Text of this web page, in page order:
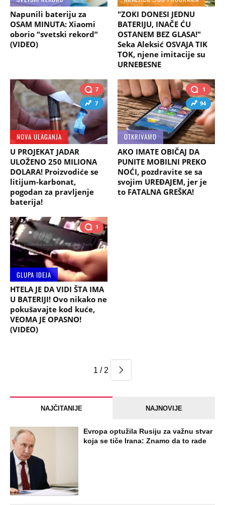
Napunili bateriju za
OSAM MINUTA: Xiaomi
oborio “svetski rekord”
(VIDEO)
"ZOKI DONESI JEDNU
BATERIJU, INAČE ĆU
OSTANEM BEZ GLASA!"
Seka Aleksić OSVAJA TIK
TOK, njene imitacije su
URNEBESNE
7
7
NOVA ULAGANJA
U PROJEKAT JADAR
ULOŽENO 250 MILIONA
DOLARA! Proizvodiće se
litijum-karbonat,
pogodan za pravljenje
baterija!
1
94
OTKRIVAMO
AKO IMATE OBIČAJ DA
PUNITE MOBILNI PREKO
NOĆI, pozdravite se sa
svojim UREĐAJEM, jer je
to FATALNA GREŠKA!
1
GLUPA IDEJA
HTELA JE DA VIDI ŠTA IMA
U BATERIJI! Ovo nikako ne
pokušavajte kod kuće,
VEOMA JE OPASNO!
(VIDEO)
1 / 2
NAJČITANIJE NAJNOVIJE
Evropa optužila Rusiju za važnu stvar
koja se tiče Irana: Znamo da to rade